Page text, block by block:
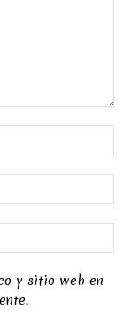
y sitio web en